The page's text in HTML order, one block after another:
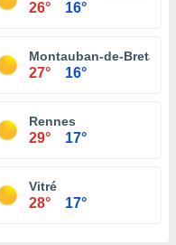
26° 16°
Montauban-de-
27° 16°
Rennes
29° 17°
Vitré
28° 17°